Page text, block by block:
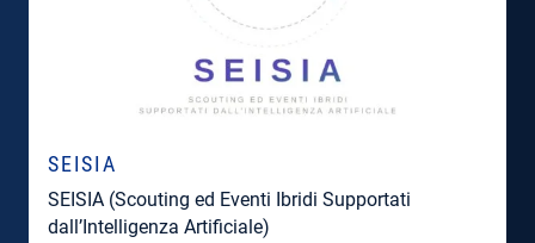
SEISIA
SEISIA (Scouting ed Eventi Ibridi Supportati
dall’Intelligenza Artificiale)